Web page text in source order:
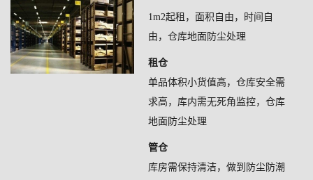
1m2起租，面积自由，时间自
由，仓库地面防尘处理
租仓
单品体积小货值高，仓库安全需
求高，库内需无死角监控，仓库
地面防尘处理
管仓
库房需保持清洁，做到防尘防潮